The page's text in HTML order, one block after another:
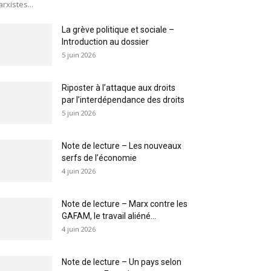
La grève politique et sociale –
Introduction au dossier
5 juin 2026
Riposter à l’attaque aux droits
par l’interdépendance des droits
5 juin 2026
Note de lecture – Les nouveaux
serfs de l’économie
4 juin 2026
Note de lecture – Marx contre les
GAFAM, le travail aliéné...
4 juin 2026
Note de lecture – Un pays selon